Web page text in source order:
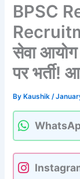
BPSC
सेवा
पर भर्ती!
By Kaushik/